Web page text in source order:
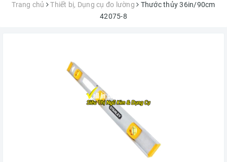
Trang chủ Thiết bị, Dụng cụ đo lường
Thước thủy 36in/90cm
42075-8